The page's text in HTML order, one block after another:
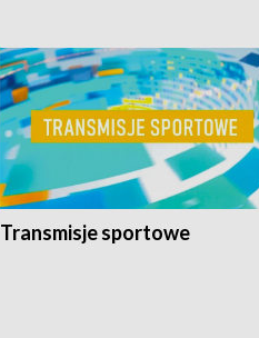
Transmisje sportowe